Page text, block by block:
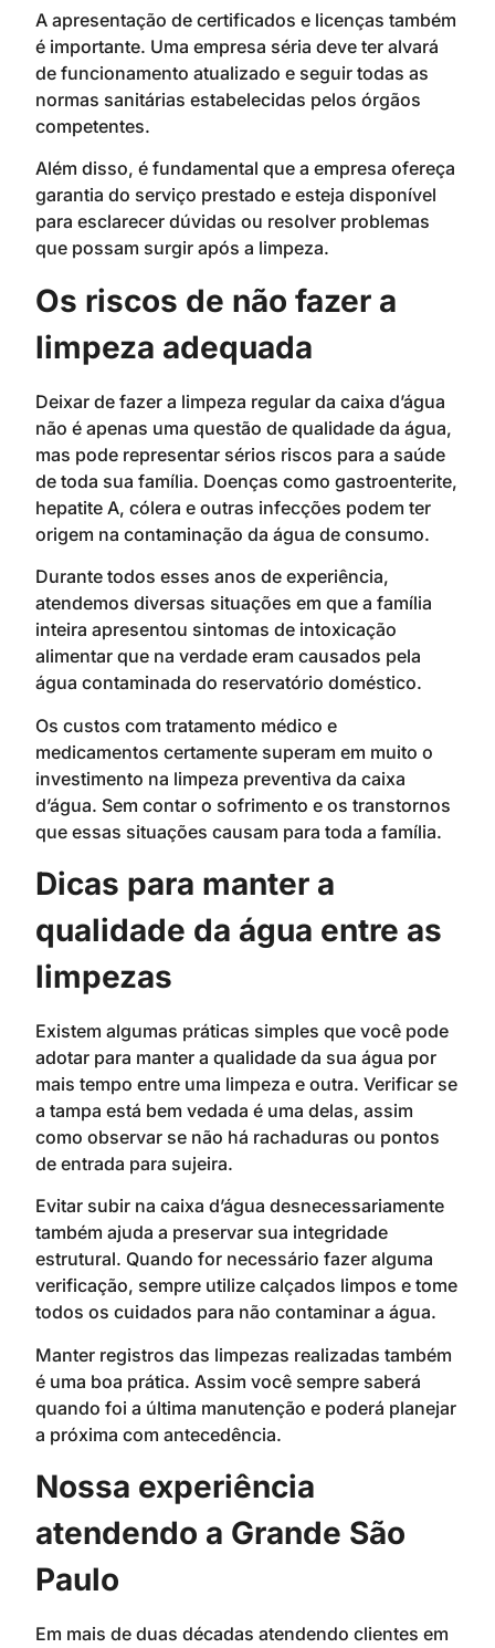
A apresentação de certificados e licenças também
é importante. Uma empresa séria deve ter alvará
de funcionamento atualizado e seguir todas as
normas sanitárias estabelecidas pelos órgãos
competentes.
Além disso, é fundamental que a empresa ofereça
garantia do serviço prestado e esteja disponível
para esclarecer dúvidas ou resolver problemas
que possam surgir após a limpeza.
Os riscos de não fazer a
limpeza adequada
Deixar de fazer a limpeza regular da caixa d’água
não é apenas uma questão de qualidade da água,
mas pode representar sérios riscos para a saúde
de toda sua família. Doenças como gastroenterite,
hepatite A, cólera e outras infecções podem ter
origem na contaminação da água de consumo.
Durante todos esses anos de experiência,
atendemos diversas situações em que a família
inteira apresentou sintomas de intoxicação
alimentar que na verdade eram causados pela
água contaminada do reservatório doméstico.
Os custos com tratamento médico e
medicamentos certamente superam em muito o
investimento na limpeza preventiva da caixa
d’água. Sem contar o sofrimento e os transtornos
que essas situações causam para toda a família.
Dicas para manter a
qualidade da água entre as
limpezas
Existem algumas práticas simples que você pode
adotar para manter a qualidade da sua água por
mais tempo entre uma limpeza e outra. Verificar se
a tampa está bem vedada é uma delas, assim
como observar se não há rachaduras ou pontos
de entrada para sujeira.
Evitar subir na caixa d’água desnecessariamente
também ajuda a preservar sua integridade
estrutural. Quando for necessário fazer alguma
verificação, sempre utilize calçados limpos e tome
todos os cuidados para não contaminar a água.
Manter registros das limpezas realizadas também
é uma boa prática. Assim você sempre saberá
quando foi a última manutenção e poderá planejar
a próxima com antecedência.
Nossa experiência
atendendo a Grande São
Paulo
Em mais de duas décadas atendendo clientes em